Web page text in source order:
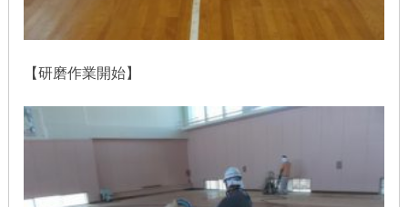
【研磨作業開始】